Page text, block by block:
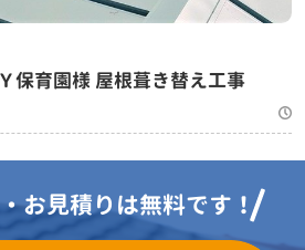
保育園様 屋根葺き替え工事
お見積りは無料です！